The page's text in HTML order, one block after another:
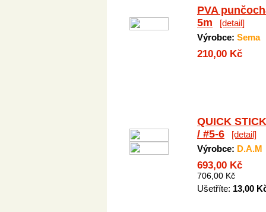
PVA
5m
[detail]
Výrobce: Sema
210,00 Kč
QUICK
/ #5-6
[detail]
Výrobce: D.A.M
693,00 Kč
706,00 Kč
Ušetříte: 13,00